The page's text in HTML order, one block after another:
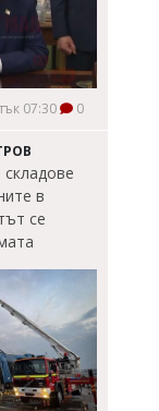
07:30 0
складове
в
се